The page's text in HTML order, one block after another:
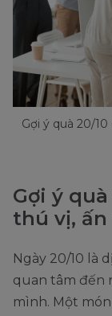
Gợi ý quà 20/
Gợi ý
thú vị,
Ngày 20/10 là
quan tâm đến
mình. Một